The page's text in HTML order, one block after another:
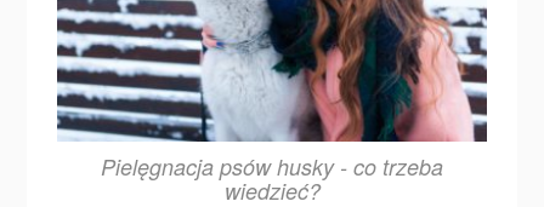
Pielęgnacja psów husky - co trzeba
wiedzieć?